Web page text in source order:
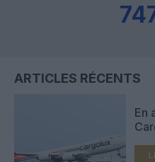
ARTICLES RÉCENTS
En